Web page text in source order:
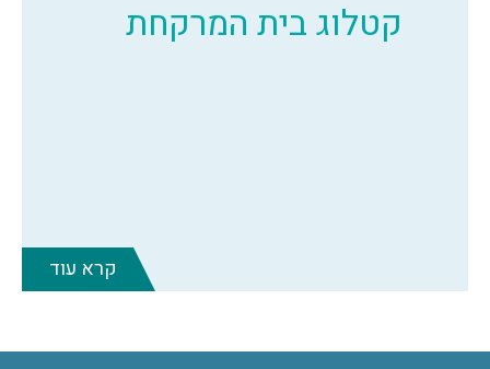
קטלוג בית המרקחת
קרא עוד